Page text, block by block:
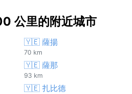
公里的附近城市
🇾🇪 薩揚
70 km
🇾🇪 薩那
93 km
🇾🇪 扎比德